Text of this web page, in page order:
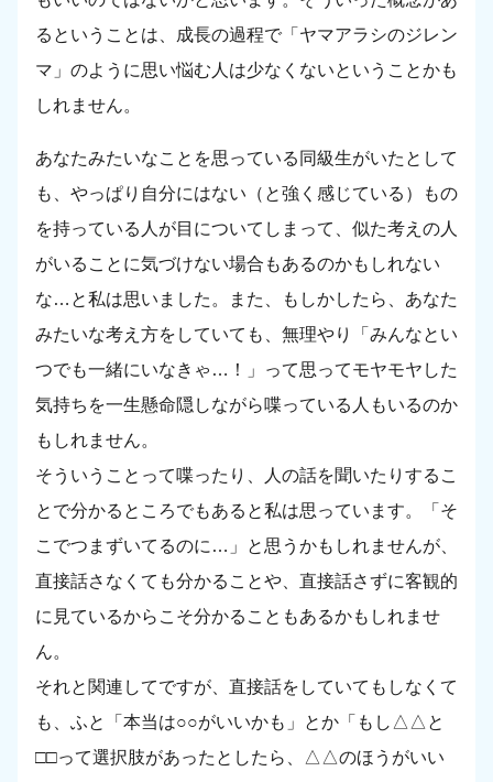
るということは、成長の過程で「ヤマアラシのジレン
マ」のように思い悩む人は少なくないということかも
しれません。
あなたみたいなことを思っている同級生がいたとして
も、やっぱり自分にはない（と強く感じている）もの
を持っている人が目についてしまって、似た考えの人
がいることに気づけない場合もあるのかもしれない
な…と私は思いました。また、もしかしたら、あなた
みたいな考え方をしていても、無理やり「みんなとい
つでも一緒にいなきゃ…！」って思ってモヤモヤした
気持ちを一生懸命隠しながら喋っている人もいるのか
もしれません。
そういうことって喋ったり、人の話を聞いたりするこ
とで分かるところでもあると私は思っています。「そ
こでつまずいてるのに…」と思うかもしれませんが、
直接話さなくても分かることや、直接話さずに客観的
に見ているからこそ分かることもあるかもしれませ
ん。
それと関連してですが、直接話をしていてもしなくて
も、ふと「本当は○○がいいかも」とか「もし△△と
□□って選択肢があったとしたら、△△のほうがいい